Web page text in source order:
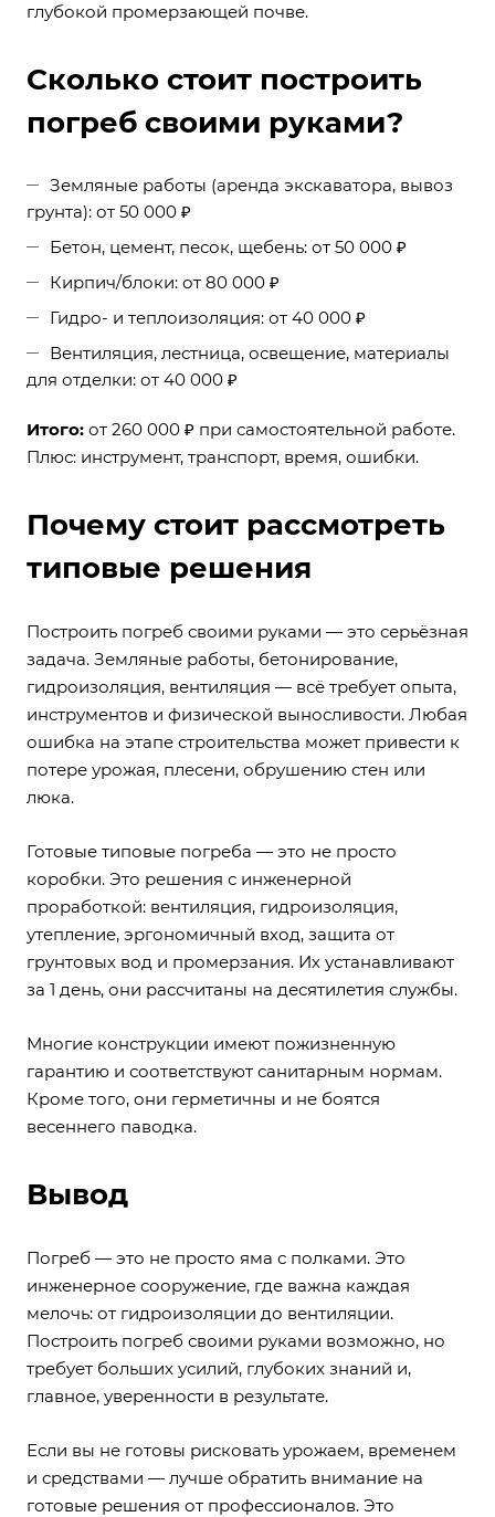
глубокой промерзающей почве.
Сколько стоит построить
погреб своими руками?
Земляные работы (аренда экскаватора, вывоз
грунта): от 50 000 ₽
Бетон, цемент, песок, щебень: от 50 000 ₽
Кирпич/блоки: от 80 000 ₽
Гидро- и теплоизоляция: от 40 000 ₽
Вентиляция, лестница, освещение, материалы
для отделки: от 40 000 ₽
Итого: от 260 000 ₽ при самостоятельной работе.
Плюс: инструмент, транспорт, время, ошибки.
Почему стоит рассмотреть
типовые решения
Построить погреб своими руками — это серьёзная
задача. Земляные работы, бетонирование,
гидроизоляция, вентиляция — всё требует опыта,
инструментов и физической выносливости. Любая
ошибка на этапе строительства может привести к
потере урожая, плесени, обрушению стен или
люка.
Готовые типовые погреба — это не просто
коробки. Это решения с инженерной
проработкой: вентиляция, гидроизоляция,
утепление, эргономичный вход, защита от
грунтовых вод и промерзания. Их устанавливают
за 1 день, они рассчитаны на десятилетия службы.
Многие конструкции имеют пожизненную
гарантию и соответствуют санитарным нормам.
Кроме того, они герметичны и не боятся
весеннего паводка.
Вывод
Погреб — это не просто яма с полками. Это
инженерное сооружение, где важна каждая
мелочь: от гидроизоляции до вентиляции.
Построить погреб своими руками возможно, но
требует больших усилий, глубоких знаний и,
главное, уверенности в результате.
Если вы не готовы рисковать урожаем, временем
и средствами — лучше обратить внимание на
готовые решения от профессионалов. Это